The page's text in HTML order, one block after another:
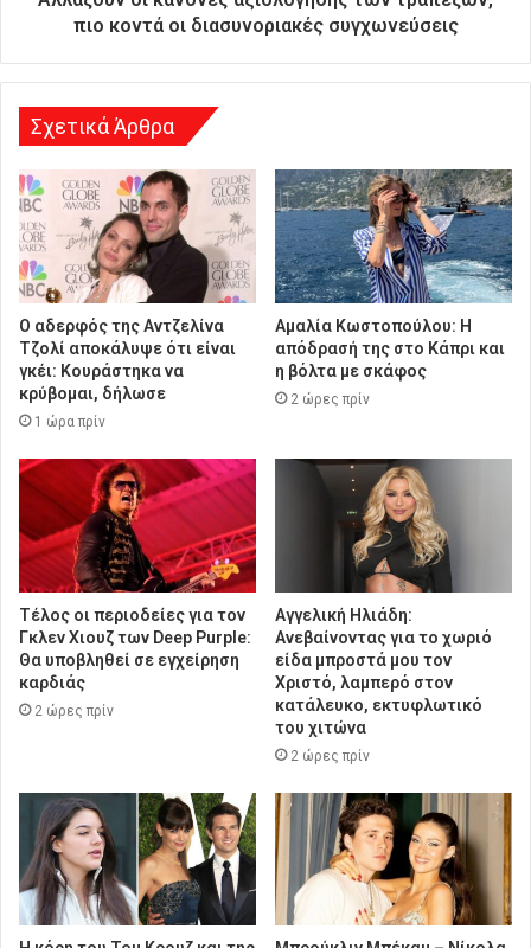
υ
η
πιο κοντά οι διασυνοριακές συγχωνεύσεις
Σχετικά Άρθρα
Ο αδερφός της Αντζελίνα
Τζολί αποκάλυψε ότι είναι
γκέι: Κουράστηκα να
κρύβομαι, δήλωσε
1 ώρα πρίν
Αμαλία Κωστοπούλου: Η
απόδρασή της στο Κάπρι και
η βόλτα με σκάφος
2 ώρες πρίν
Τέλος οι περιοδείες για τον
Γκλεν Χιουζ των Deep Purple:
Θα υποβληθεί σε εγχείρηση
καρδιάς
2 ώρες πρίν
Αγγελική Ηλιάδη:
Ανεβαίνοντας για το χωριό
είδα μπροστά μου τον
Χριστό, λαμπερό στον
κατάλευκο, εκτυφλωτικό
του χιτώνα
2 ώρες πρίν